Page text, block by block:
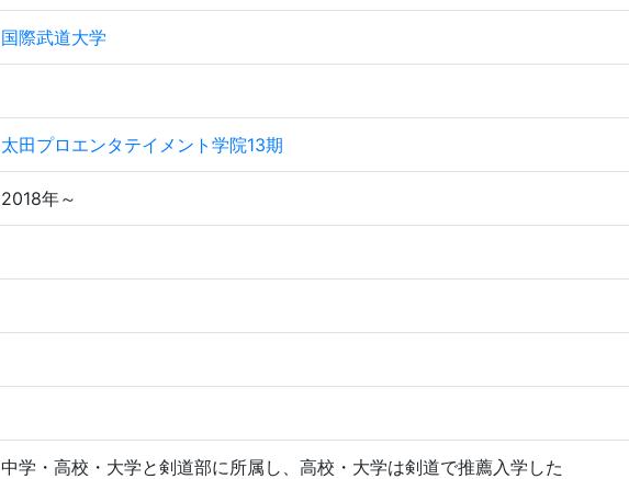
国際武道大学
太田プロエンタテイメント学院13期
2018年～
中学・高校・大学と剣道部に所属し、高校・大学は剣道で推薦入学した